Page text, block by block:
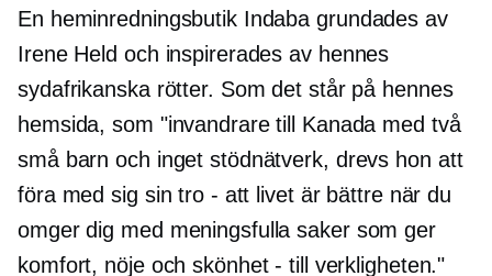
En heminredningsbutik Indaba grundades av
Irene Held och inspirerades av hennes
sydafrikanska rötter. Som det står på hennes
hemsida, som "invandrare till Kanada med två
små barn och inget stödnätverk, drevs hon att
föra med sig sin tro - att livet är bättre när du
omger dig med meningsfulla saker som ger
komfort, nöje och skönhet - till verkligheten."